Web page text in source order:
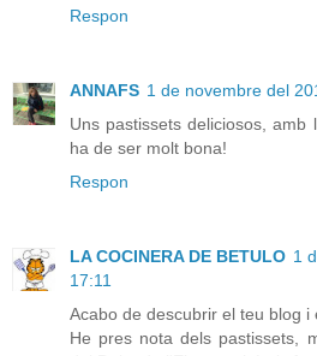
Respon
ANNAFS 1 de novembre del
Uns pastissets deliciosos,
ha de ser molt bona!
Respon
LA COCINERA DE BETULO 1
17:11
Acabo de descubrir el teu blog i
He pres nota dels pastissets,